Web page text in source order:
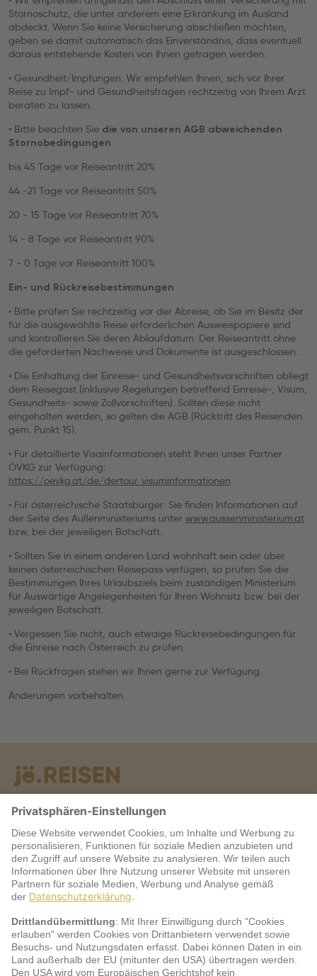
Stornoschutz, die unter anderem eine Erkrankung im Ausland
abdeckt. Wenn Sie keine Versicherung abschließen möchten,
geben sie damit automatisch das Einverständnis, dass eventuell
daraus entstehende Kosten von Ihnen getragen werden.
• Gesundheit/Impfungen: Wir empfehlen Ihnen, sich vor Ihrer
Reise zu Impf- und Gesundheitsfragen rechtzeitig von Ihrem Arzt
beraten zu lassen.
• Bitte beachten Sie die von unseren AGB abweichenden
Stornobedingungen:
bis 45 Tage vor Reiseantritt 20%
44 -21 Tage vor Reiseantritt 50%
20 - 15 Tage vor Reiseantritt 70%
14 - 8 Tage vor Reiseantritt 90%
7 - 0 Tage vor Reiseantritt 100%
Ein- und Rückreisebestimmungen
• Bitte prüfen Sie rechtzeitig vor der Abreise, ob Sie im Besitz der
für die ausgewählte Reise erforderlichen Ausweispapiere sind
und kontrollieren Sie deren Ablaufdatum. Der Reiseantritt ohne
die geforderten Nachweise und Dokumente ist ausgeschlossen.
• Die Einhaltung der Einreise- und Gesundheitsvorschriften obliegt
dem Reisegast (inklusive Regelungen betreffend Einreise-, Visum,
Gesundheits- sowie Zollvorschriften). Sollten diese nicht
eingehalten werden, so gelten die AGB (Rücktritt des Reisenden
gem. Punkt 15).
• Für detaillierte Visainformationen steht Ihnen unser Partner
ÖVKG zur Verfügung:
https://oevkg.at/de/dertour_visuminformationen
• Für österreichische Staatsbürger: Sie finden Informationen auf
der Seite des Außenministeriums unter www.aussenministerium.at
bzw. bei der jeweiligen Botschaft.
• Sollten Sie in einem anderen Land wohnhaft sein oder über
keinen österreichischen Reisepass verfügen, so prüfen Sie die
Bestimmungen Ihres Urlaubsziels beim zuständigen Ministerium
für Auswärtige Angelegenheiten für Ihren Wohnsitz bzw. bei der
jeweiligen Botschaft.
• Vergessen Sie nicht, auch etwaige Rückreisebedingungen für
die Einreise nach Österreich zu prüfen.
• Bei Rückfragen stehen wir Ihnen gerne zur Verfügung.
Änderungen vorbehalten.
Warum jö?
Service
jö Bonus Club Partner